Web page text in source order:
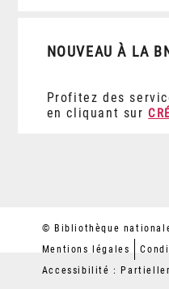
NOUVEAU À LA
Profitez des
en cliquant sur
© Bibliothèque
Mentions légales
Accessibilité :